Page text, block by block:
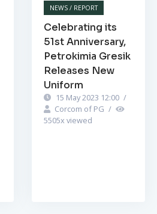
NEWS / REPORT
Celebrating its
51st Anniversary,
Petrokimia Gresik
Releases New
Uniform
15 May 2023 12:00 /
Corcom of PG /
5505x viewed